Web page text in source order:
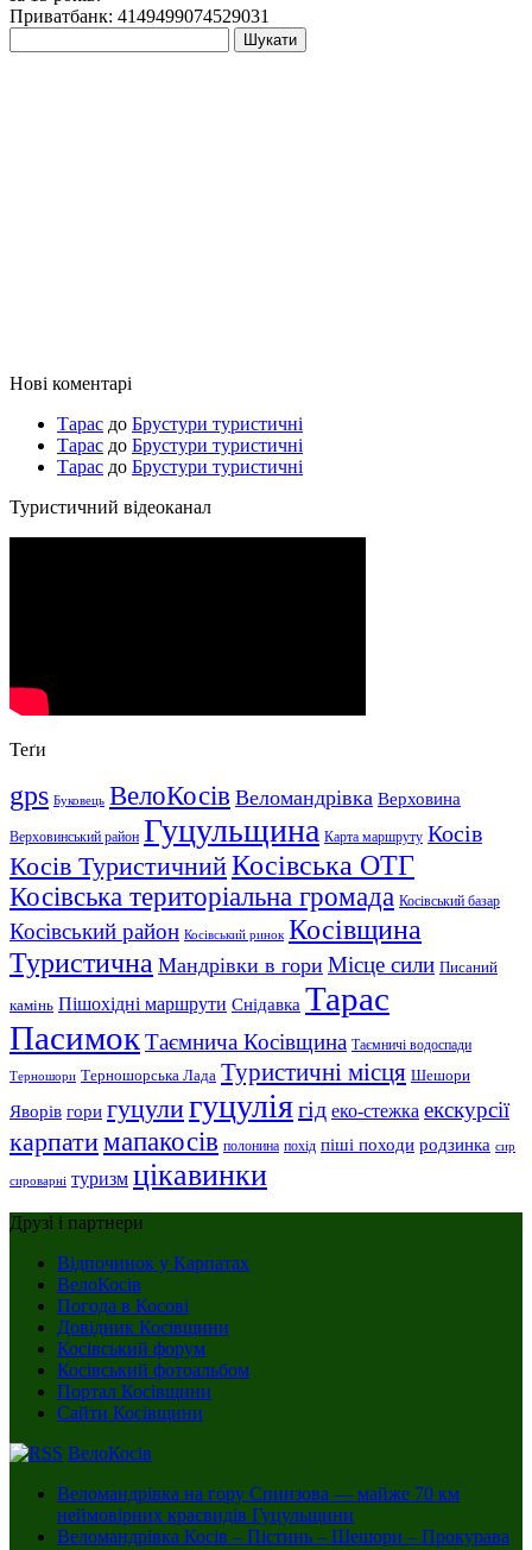
Приватбанк: 4149499074529031
Нові коментарі
Тарас до Брустури туристичні
Тарас до Брустури туристичні
Тарас до Брустури туристичні
Туристичний відеоканал
Теґи
gps Буковець ВелоКосів Веломандрівка Верховина
Верховинський район Гуцульщина Карта маршруту Косів
Косів ТуристичнийКосівська ОТГ
Косівська територіальна громада Косівський базар
Косівський район Косівський ринок Косівщина
Туристична Мандрівки в гори Місце сили Писаний
камінь Пішохідні маршрути Снідавка Тарас
ПасимокТаємнича Косівщина Таємничі водоспади
Терношори Терношорська Лада Туристичні місця Шешори
Яворів гори гуцулигуцуліягід еко-стежка екскурсії
карпатимапакосів полонина похід піші походи родзинка сир
сироварні туризм цікавинки
Друзі і партнери
Відпочинок у Карпатах
ВелоКосів
Погода в Косові
Довідник Косівщини
Косівський форум
Косівський фотоальбом
Портал Косівщини
Сайти Косівщини
ВелоКосів
Веломандрівка на гору Спинзова — майже 70 км
неймовірних краєвидів Гуцульщини
Веломандрівка Косів – Пістинь – Шешори – Прокурава